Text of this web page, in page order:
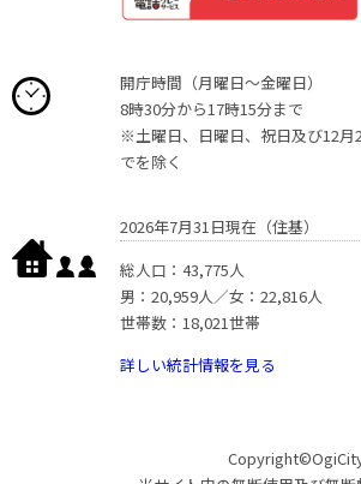
開庁時間（月曜日〜金曜日）
8時30分から17時15分まで
※土曜日、日曜日、祝日及び12月
でを除く
2026年7月31日現在（住基）
総人口：43,775人
男：20,959人／女：22,816人
世帯数：18,021世帯
詳しい統計情報を見る